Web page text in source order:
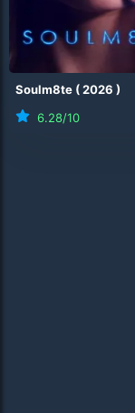
Soulm8te (2026 )
6.28/10